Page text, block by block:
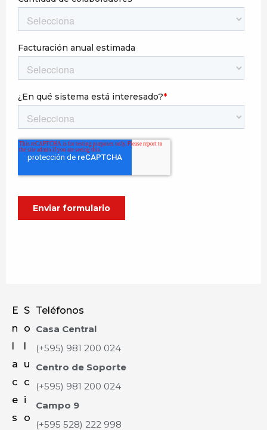
E
n
a
c
e
s
S
o
u
c
i
o
Teléfonos
Casa Central
(+595) 981 200 024
Centro de Soporte
(+595) 981 200 024
Campo 9
(+595 528) 222 998